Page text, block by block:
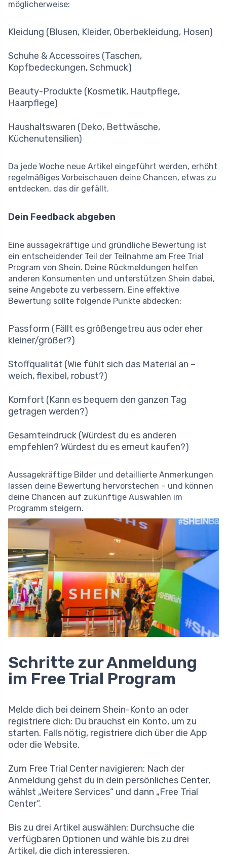
möglicherweise:
Kleidung (Blusen, Kleider, Oberbekleidung, Hosen)
Schuhe & Accessoires (Taschen,
Kopfbedeckungen, Schmuck)
Beauty-Produkte (Kosmetik, Hautpflege,
Haarpflege)
Haushaltswaren (Deko, Bettwäsche,
Küchenutensilien)
Da jede Woche neue Artikel eingeführt werden, erhöht
regelmäßiges Vorbeischauen deine Chancen, etwas zu
entdecken, das dir gefällt.
Dein Feedback abgeben
Eine aussagekräftige und gründliche Bewertung ist
ein entscheidender Teil der Teilnahme am Free Trial
Program von Shein. Deine Rückmeldungen helfen
anderen Konsumenten und unterstützen Shein dabei,
seine Angebote zu verbessern. Eine effektive
Bewertung sollte folgende Punkte abdecken:
Passform (Fällt es größengetreu aus oder eher
kleiner/größer?)
Stoffqualität (Wie fühlt sich das Material an –
weich, flexibel, robust?)
Komfort (Kann es bequem den ganzen Tag
getragen werden?)
Gesamteindruck (Würdest du es anderen
empfehlen? Würdest du es erneut kaufen?)
Aussagekräftige Bilder und detaillierte Anmerkungen
lassen deine Bewertung hervorstechen – und können
deine Chancen auf zukünftige Auswahlen im
Programm steigern.
Schritte zur Anmeldung
im Free Trial Program
Melde dich bei deinem Shein-Konto an oder
registriere dich: Du brauchst ein Konto, um zu
starten. Falls nötig, registriere dich über die App
oder die Website.
Zum Free Trial Center navigieren: Nach der
Anmeldung gehst du in dein persönliches Center,
wählst „Weitere Services“ und dann „Free Trial
Center“.
Bis zu drei Artikel auswählen: Durchsuche die
verfügbaren Optionen und wähle bis zu drei
Artikel, die dich interessieren.